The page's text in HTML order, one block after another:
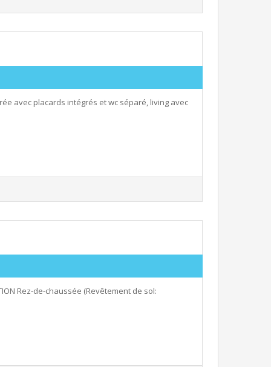
avec placards intégrés et wc séparé, living avec
Rez-de-chaussée (Revêtement de sol: